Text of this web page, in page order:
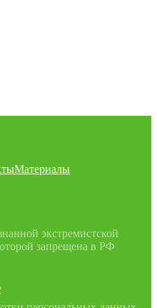
Материалы
экстремистской
запрещена в РФ